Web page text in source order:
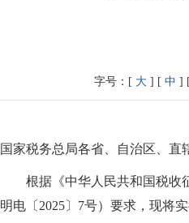
字号：[ 大 ] [ 中 ] [
国家税务总局各省、自治区、直
根据《中华人民共和国税收
明电〔2025〕7号）要求，现将